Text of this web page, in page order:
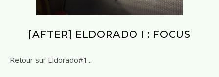
[AFTER] ELDORADO I : FOCUS
Retour sur Eldorado#1...